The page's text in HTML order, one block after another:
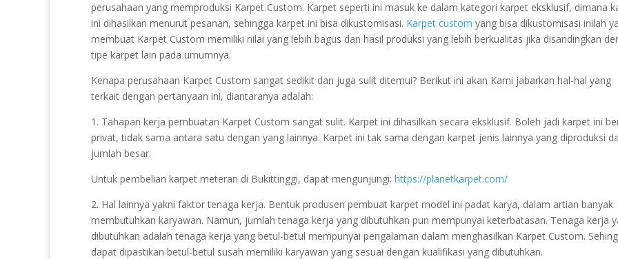
perusahaan yang memproduksi Karpet Custom. Karpet seperti ini masuk ke dalam kategori karpet eksklusif, dimana
ini dihasilkan menurut pesanan, sehingga karpet ini bisa dikustomisasi. Karpet custom yang bisa dikustomisasi inilah
membuat Karpet Custom memiliki nilai yang lebih bagus dan hasil produksi yang lebih berkualitas jika disandingkan
tipe karpet lain pada umumnya.
Kenapa perusahaan Karpet Custom sangat sedikit dan juga sulit ditemui? Berikut ini akan Kami jabarkan hal-hal yang
terkait dengan pertanyaan ini, diantaranya adalah:
1. Tahapan kerja pembuatan Karpet Custom sangat sulit. Karpet ini dihasilkan secara eksklusif. Boleh jadi karpet ini
privat, tidak sama antara satu dengan yang lainnya. Karpet ini tak sama dengan karpet jenis lainnya yang diproduksi
jumlah besar.
Untuk pembelian karpet meteran di Bukittinggi, dapat mengunjungi: https://planetkarpet.com/
2. Hal lainnya yakni faktor tenaga kerja. Bentuk produsen pembuat karpet model ini padat karya, dalam artian banyak
membutuhkan karyawan. Namun, jumlah tenaga kerja yang dibutuhkan pun mempunyai keterbatasan. Tenaga kerja
dibutuhkan adalah tenaga kerja yang betul-betul mempunyai pengalaman dalam menghasilkan Karpet Custom.
dapat dipastikan betul-betul susah memiliki karyawan yang sesuai dengan kualifikasi yang dibutuhkan.